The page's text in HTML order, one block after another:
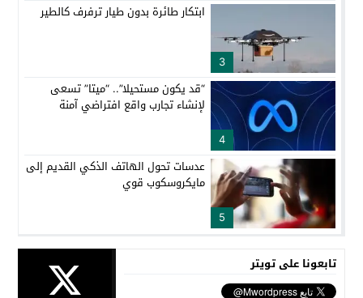
3
ابتكار طائرة بدون طيار ترفرف كالطير
4
“قد يكون مستحيلا”.. “ميتا” تسعى
لإنشاء تجارب واقع افتراضي آمنة
5
عدسات تحول الهاتف الذكي القديم إلى
مايكروسكوب قوي
تابعونا على تويتر